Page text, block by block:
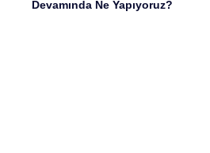
Devamında Ne Yapıyoruz?